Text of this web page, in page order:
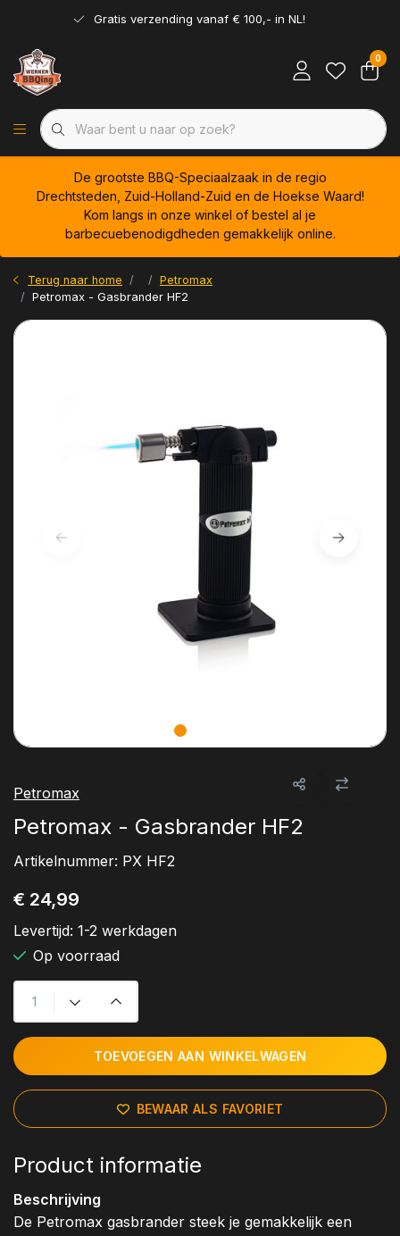
Gratis verzending vanaf € 100,- in NL!
0
De grootste BBQ-Speciaalzaak in de regio
Drechtsteden, Zuid-Holland-Zuid en de Hoekse Waard!
Kom langs in onze winkel of bestel al je
barbecuebenodigdheden gemakkelijk online.
Terug naar home
Petromax
Petromax - Gasbrander HF2
Petromax
Petromax - Gasbrander HF2
Artikelnummer: PX HF2
€ 24,99
Levertijd: 1-2 werkdagen
Op voorraad
TOEVOEGEN AAN WINKELWAGEN
BEWAAR ALS FAVORIET
Product informatie
Beschrijving
De Petromax gasbrander steek je gemakkelijk een